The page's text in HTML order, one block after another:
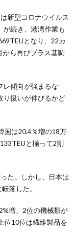
新型コロナウイルス
が続き、港湾作業も
となり、22カ
から再びプラス基調
レ傾向が強まるな
り扱いが伸びるかど
国は20.4％増の18万
と揃って2割
た。しかし、日本は
落した。
増、2位の機械類が
位10位は繊維製品を